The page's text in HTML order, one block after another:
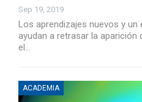
Sep 19, 2019
Los aprendizajes nuevos y un
ayudan a retrasar la aparición
el…
ACADEMIA